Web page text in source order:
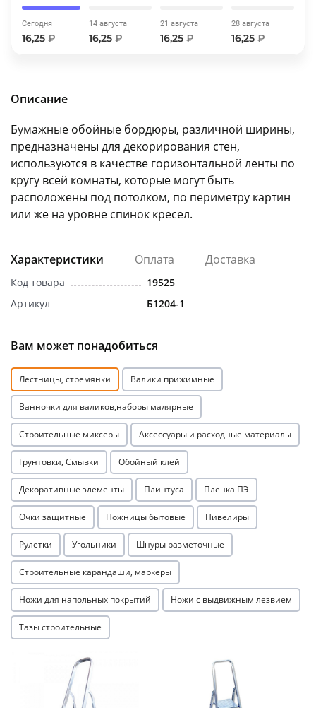
Сегодня
16,25 ₽
14 августа
16,25 ₽
21 августа
16,25 ₽
28 августа
16,25 ₽
Описание
Бумажные обойные бордюры, различной ширины,
предназначены для декорирования стен,
используются в качестве горизонтальной ленты по
кругу всей комнаты, которые могут быть
расположены под потолком, по периметру картин
или же на уровне спинок кресел.
Характеристики Оплата Доставка
Код товара
19525
Артикул
Б1204-1
Вам может понадобиться
Лестницы, стремянки Валики прижимные
Ванночки для валиков,наборы малярные
Строительные миксеры Аксессуары и расходные материалы
Грунтовки, Смывки Обойный клей
Декоративные элементы Плинтуса Пленка ПЭ
Очки защитные Ножницы бытовые Нивелиры
Рулетки Угольники Шнуры разметочные
Строительные карандаши, маркеры
Ножи для напольных покрытий Ножи с выдвижным лезвием
Тазы строительные
недели